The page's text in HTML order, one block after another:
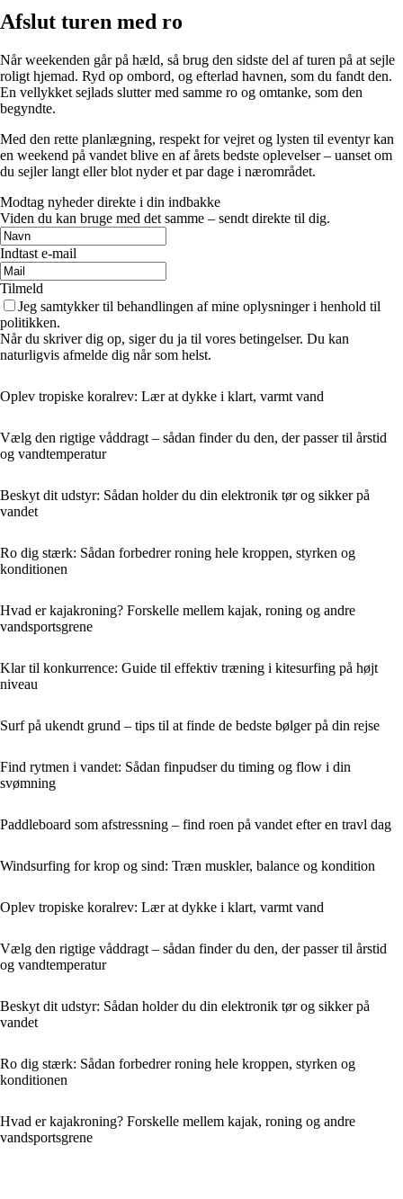
Afslut turen med ro
Når weekenden går på hæld, så brug den sidste del af turen på at sejle
roligt hjemad. Ryd op ombord, og efterlad havnen, som du fandt den.
En vellykket sejlads slutter med samme ro og omtanke, som den
begyndte.
Med den rette planlægning, respekt for vejret og lysten til eventyr kan
en weekend på vandet blive en af årets bedste oplevelser – uanset om
du sejler langt eller blot nyder et par dage i nærområdet.
Modtag nyheder direkte i din indbakke
Viden du kan bruge med det samme – sendt direkte til dig.
Indtast e-mail
Tilmeld
Jeg samtykker til behandlingen af mine oplysninger i henhold til
politikken.
Når du skriver dig op, siger du ja til vores betingelser. Du kan
naturligvis afmelde dig når som helst.
Oplev tropiske koralrev: Lær at dykke i klart, varmt vand
Vælg den rigtige våddragt – sådan finder du den, der passer til årstid
og vandtemperatur
Beskyt dit udstyr: Sådan holder du din elektronik tør og sikker på
vandet
Ro dig stærk: Sådan forbedrer roning hele kroppen, styrken og
konditionen
Hvad er kajakroning? Forskelle mellem kajak, roning og andre
vandsportsgrene
Klar til konkurrence: Guide til effektiv træning i kitesurfing på højt
niveau
Surf på ukendt grund – tips til at finde de bedste bølger på din rejse
Find rytmen i vandet: Sådan finpudser du timing og flow i din
svømning
Paddleboard som afstressning – find roen på vandet efter en travl dag
Windsurfing for krop og sind: Træn muskler, balance og kondition
Oplev tropiske koralrev: Lær at dykke i klart, varmt vand
Vælg den rigtige våddragt – sådan finder du den, der passer til årstid
og vandtemperatur
Beskyt dit udstyr: Sådan holder du din elektronik tør og sikker på
vandet
Ro dig stærk: Sådan forbedrer roning hele kroppen, styrken og
konditionen
Hvad er kajakroning? Forskelle mellem kajak, roning og andre
vandsportsgrene